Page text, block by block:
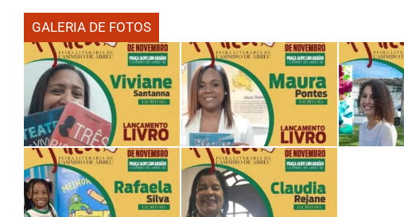
GALERIA DE FOTOS